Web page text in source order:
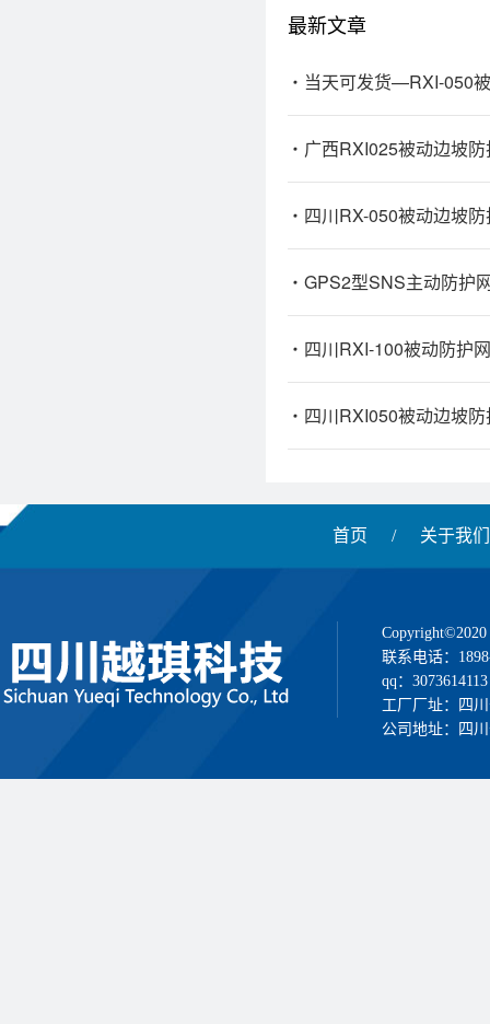
最新文章
当天可发货—RXI-050
广西RXI025被动边坡
四川RX-050被动边坡
GPS2型SNS主动防护
四川RXI-100被动防护
四川RXI050被动边坡
首页 / 关于我们
联系电话：
qq：3073614113
工厂厂址：四
公司地址：四